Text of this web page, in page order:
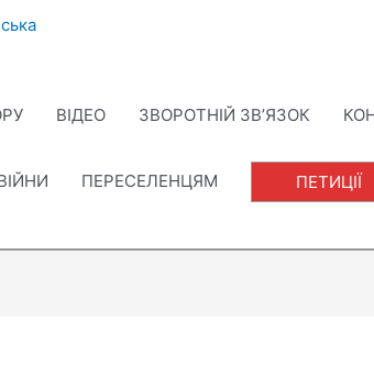
ВІДЕО ЗВОРОТНІЙ ЗВ’ЯЗОК
ПЕРЕСЕЛЕНЦЯМ ПЕТИЦІЇ